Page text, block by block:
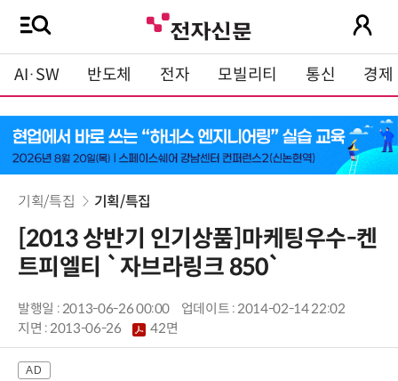
AI·SW 반도체 전자 모빌리티 통신 경제
기획/특집 기획/특집
[2013 상반기 인기상품]마케팅우수-켄
트피엘티 `자브라링크 850`
발행일 : 2013-06-26 00:00
업데이트 : 2014-02-14 22:02
지면 :2013-06-26 42면